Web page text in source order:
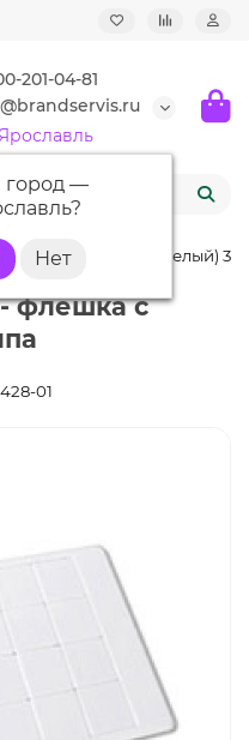
201-04-81
Ярославль
город —
?
Флешка KR011 (белый) 32
- флешка с
01